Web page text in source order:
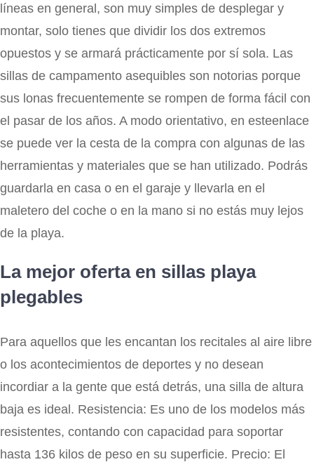
líneas en general, son muy simples de desplegar y
montar, solo tienes que dividir los dos extremos
opuestos y se armará prácticamente por sí sola. Las
sillas de campamento asequibles son notorias porque
sus lonas frecuentemente se rompen de forma fácil con
el pasar de los años. A modo orientativo, en esteenlace
se puede ver la cesta de la compra con algunas de las
herramientas y materiales que se han utilizado. Podrás
guardarla en casa o en el garaje y llevarla en el
maletero del coche o en la mano si no estás muy lejos
de la playa.
La mejor oferta en sillas playa
plegables
Para aquellos que les encantan los recitales al aire libre
o los acontecimientos de deportes y no desean
incordiar a la gente que está detrás, una silla de altura
baja es ideal. Resistencia: Es uno de los modelos más
resistentes, contando con capacidad para soportar
hasta 136 kilos de peso en su superficie. Precio: El